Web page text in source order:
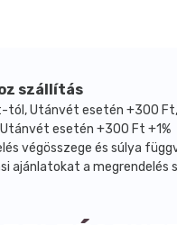
szállítás
tól, Utánvét esetén +300
esetén +300 Ft +1%
végösszege és súlya
ajánlatokat a megrendelés